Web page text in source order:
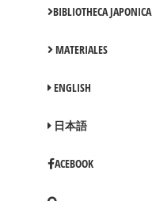
BIBLIOTHECA JAPONICA
MATERIALES
ENGLISH
日本語
ACEBOOK